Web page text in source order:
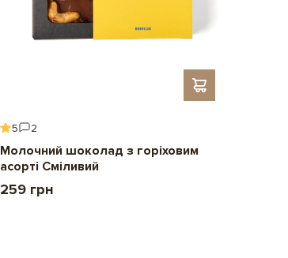
5 2
Молочний шоколад з горіховим
асорті Сміливий
259 грн